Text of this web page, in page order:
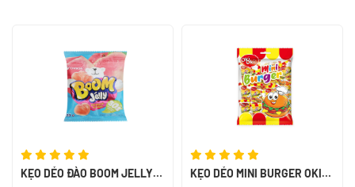
KẸO DẺO ĐÀO BOOM JELLY
KẸO DẺO MINI BURGER OKI